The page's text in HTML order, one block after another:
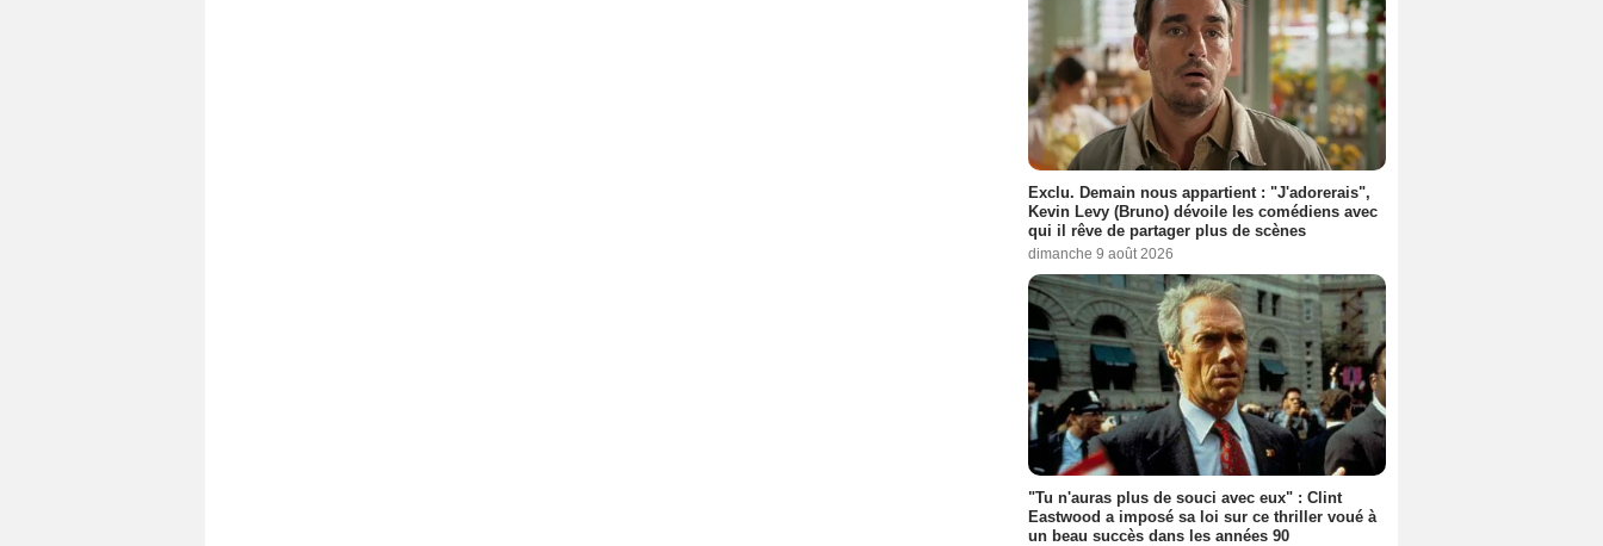
Exclu. Demain nous appartient : "J'adorerais",
Kevin Levy (Bruno) dévoile les comédiens avec
qui il rêve de partager plus de scènes
dimanche 9 août 2026
"Tu n'auras plus de souci avec eux" : Clint
Eastwood a imposé sa loi sur ce thriller voué à
un beau succès dans les années 90